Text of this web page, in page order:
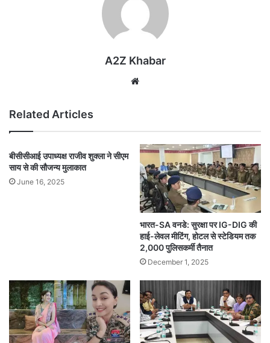
A2Z Khabar
Related Articles
बीसीसीआई उपाध्यक्ष राजीव शुक्ला ने सीएम
साय से की सौजन्य मुलाकात
June 16, 2025
भारत-SA वनडे: सुरक्षा पर IG-DIG की
हाई-लेवल मीटिंग, होटल से स्टेडियम तक
2,000 पुलिसकर्मी तैनात
December 1, 2025